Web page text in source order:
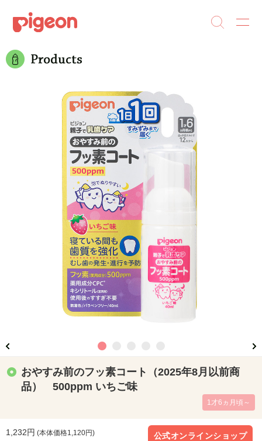
おやすみ前のフッ素コート（2025年8月以前商
品） 500ppm いちご味
1才6ヵ月頃～
1,232円 (本体価格1,120円) 公式オンラインショップ